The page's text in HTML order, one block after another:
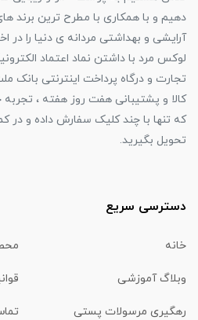
دهیم و با همکاری با مطرح ترین برند
آرایشی و بهداشتی مردانه ی دنیا را در
لوکس مرد با داشتن نماد اعتماد
تجارت و درگاه پرداخت اینترنتی بانک
کالا و پشتیبانی هفت روز هفته ،
که تنها با چند کلیک سفارش داده و در
تحویل بگیرید.
دسترسی سریع
خانه
وبلاگ آموزشی
رهگیری مرسولات پستی